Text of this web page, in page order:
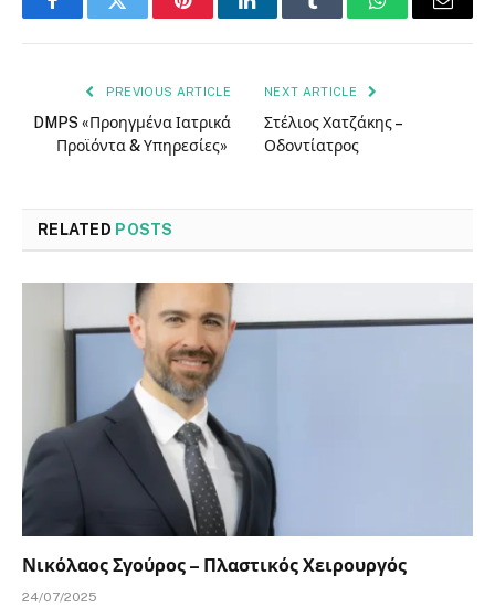
FacebookTwitter PinterestLinkedInTumblr WhatsAppEmail
PREVIOUS ARTICLE
DMPS «Προηγμένα Ιατρικά
Προϊόντα & Υπηρεσίες»
NEXT ARTICLE
Στέλιος Χατζάκης –
Οδοντίατρος
RELATED POSTS
Νικόλαος Σγούρος – Πλαστικός Χειρουργός
24/07/2025